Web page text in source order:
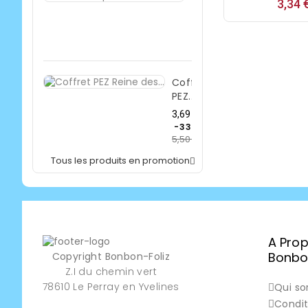
Coffret
PEZ...
3,69 €
-33%
5,50 €
Tous les produits en promotion 
3,34
Copyright Bonbon-Foliz
Z.I du chemin vert
78610 Le Perray en Yvelines
A
Qui